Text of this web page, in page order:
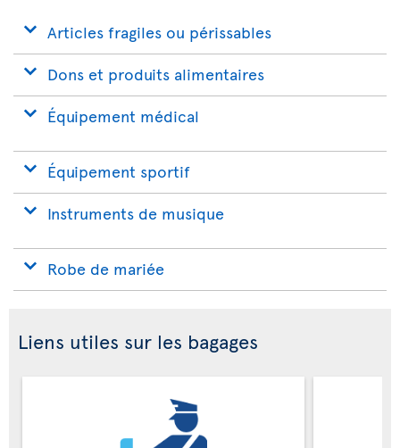
Articles fragiles ou périssables
Dons et produits alimentaires
Équipement médical
Équipement sportif
Instruments de musique
Robe de mariée
Liens utiles sur les bagages